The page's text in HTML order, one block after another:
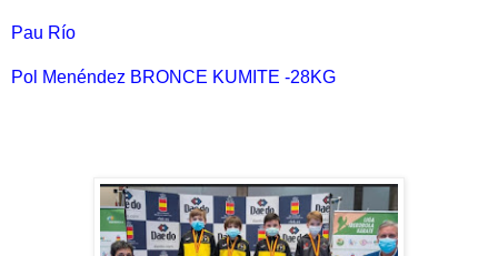
Pau Río
Pol Menéndez BRONCE KUMITE -28KG